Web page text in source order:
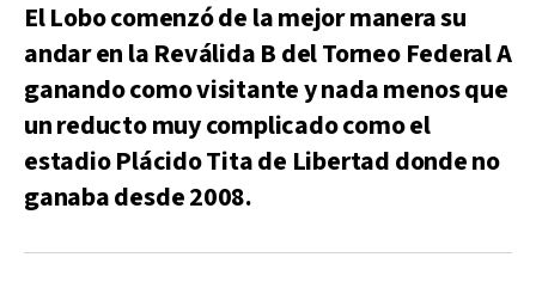
El Lobo comenzó de la mejor manera su
andar en la Reválida B del Torneo Federal A
ganando como visitante y nada menos que
un reducto muy complicado como el
estadio Plácido Tita de Libertad donde no
ganaba desde 2008.